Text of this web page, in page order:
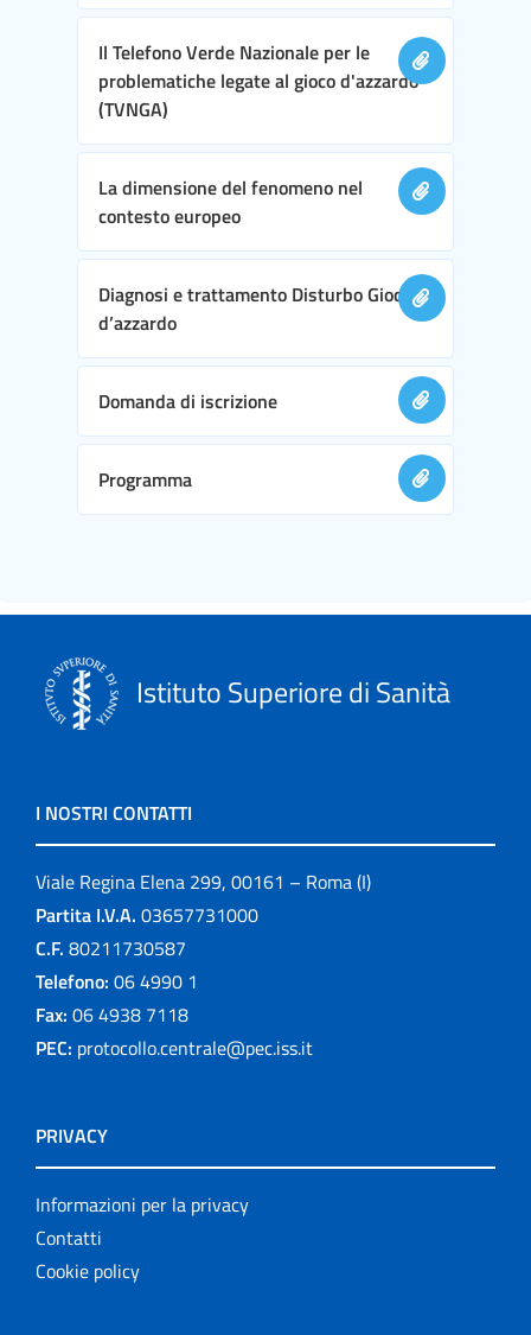
Il Telefono Verde Nazionale per le
problematiche legate al gioco d'azzardo
(TVNGA)
La dimensione del fenomeno nel
contesto europeo
Diagnosi e trattamento Disturbo Gioco
d’azzardo
Domanda di iscrizione
Programma
Istituto Superiore di Sanità
I NOSTRI CONTATTI
Viale Regina Elena 299, 00161 – Roma (I)
Partita I.V.A. 03657731000
C.F. 80211730587
Telefono: 06 4990 1
Fax: 06 4938 7118
PEC: protocollo.centrale@pec.iss.it
PRIVACY
Informazioni per la privacy
Contatti
Cookie policy